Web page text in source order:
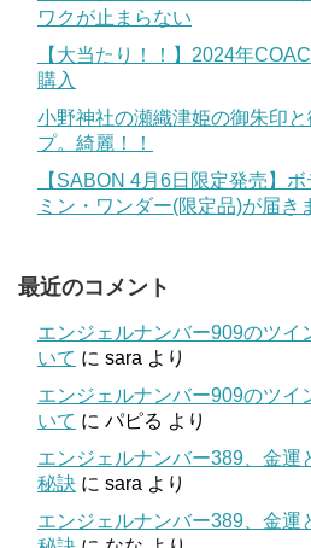
ワクが止まらない
【大当たり！！】2024年
購入
小野神社の瀬織津姫の御朱印
プ。綺麗！！
【SABON 4月6日限定発売】
ミン・ワンダー(限定品)が届き
最近のコメント
エンジェルナンバー909のツイ
いて に sara より
エンジェルナンバー909のツイ
いて に パピる より
エンジェルナンバー389、金運
秘訣 に sara より
エンジェルナンバー389、金運